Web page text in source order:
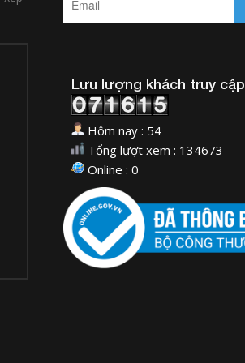
Lưu lượng khách truy cập
Hôm nay : 54
Tổng lượt xem : 134673
Online : 0